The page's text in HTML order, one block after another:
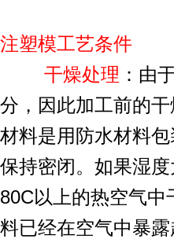
注塑模工艺条件
干燥处理 ：由
分，因此加工前的
材料是用防水材料
保持密闭。如果湿
80C以上的热空气
料已经在空气中暴